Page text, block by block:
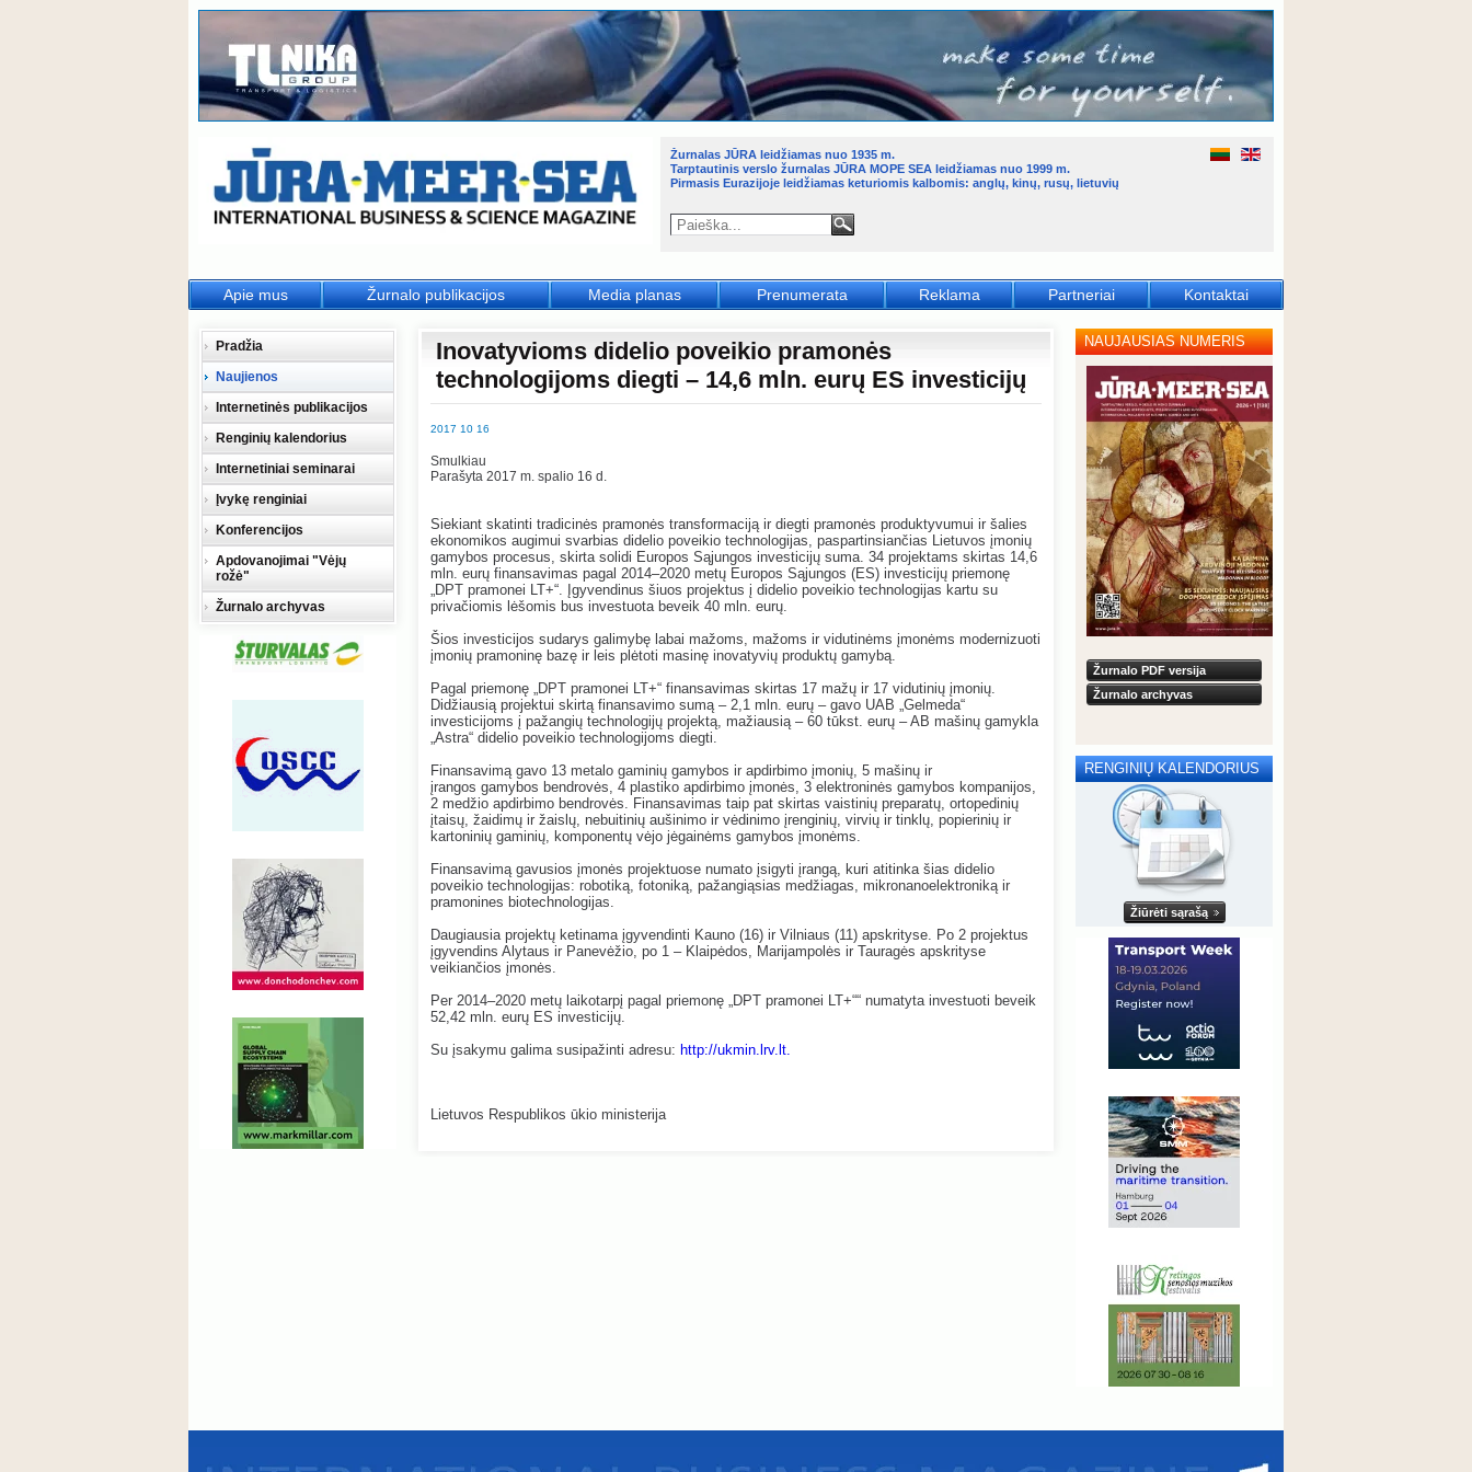
Inovatyvioms didelio poveikio pramonės
technologijoms diegti – 14,6 mln. eurų ES investicijų
2017 10 16
Smulkiau
Parašyta 2017 m. spalio 16 d.
Siekiant skatinti tradicinės pramonės transformaciją ir diegti pramonės produktyvumui ir šalies
ekonomikos augimui svarbias didelio poveikio technologijas, paspartinsiančias Lietuvos įmonių
gamybos procesus, skirta solidi Europos Sąjungos investicijų suma. 34 projektams skirtas 14,6
mln. eurų finansavimas pagal 2014–2020 metų Europos Sąjungos (ES) investicijų priemonę
„DPT pramonei LT+“. Įgyvendinus šiuos projektus į didelio poveikio technologijas kartu su
privačiomis lėšomis bus investuota beveik 40 mln. eurų.
Šios investicijos sudarys galimybę labai mažoms, mažoms ir vidutinėms įmonėms modernizuoti
įmonių pramoninę bazę ir leis plėtoti masinę inovatyvių produktų gamybą.
Pagal priemonę „DPT pramonei LT+“ finansavimas skirtas 17 mažų ir 17 vidutinių įmonių.
Didžiausią projektui skirtą finansavimo sumą – 2,1 mln. eurų – gavo UAB „Gelmeda“
investicijoms į pažangių technologijų projektą, mažiausią – 60 tūkst. eurų – AB mašinų gamykla
„Astra“ didelio poveikio technologijoms diegti.
Finansavimą gavo 13 metalo gaminių gamybos ir apdirbimo įmonių, 5 mašinų ir
įrangos gamybos bendrovės, 4 plastiko apdirbimo įmonės, 3 elektroninės gamybos kompanijos,
2 medžio apdirbimo bendrovės. Finansavimas taip pat skirtas vaistinių preparatų, ortopedinių
įtaisų, žaidimų ir žaislų, nebuitinių aušinimo ir vėdinimo įrenginių, virvių ir tinklų, popierinių ir
kartoninių gaminių, komponentų vėjo jėgainėms gamybos įmonėms.
Finansavimą gavusios įmonės projektuose numato įsigyti įrangą, kuri atitinka šias didelio
poveikio technologijas: robotiką, fotoniką, pažangiąsias medžiagas, mikronanoelektroniką ir
pramonines biotechnologijas.
Daugiausia projektų ketinama įgyvendinti Kauno (16) ir Vilniaus (11) apskrityse. Po 2 projektus
įgyvendins Alytaus ir Panevėžio, po 1 – Klaipėdos, Marijampolės ir Tauragės apskrityse
veikiančios įmonės.
Per 2014–2020 metų laikotarpį pagal priemonę „DPT pramonei LT+““ numatyta investuoti beveik
52,42 mln. eurų ES investicijų.
Su įsakymu galima susipažinti adresu: http://ukmin.lrv.lt.
Lietuvos Respublikos ūkio ministerija
Pradžia
Naujienos
Internetinės publikacijos
Renginių kalendorius
Internetiniai seminarai
Įvykę renginiai
Konferencijos
Apdovanojimai "Vėjų
rožė"
Žurnalo archyvas
NAUJAUSIAS NUMERIS
Žurnalo PDF versija
Žurnalo archyvas
RENGINIŲ KALENDORIUS
Žiūrėti sąrašą
Apie mus Žurnalo publikacijos Media planas Prenumerata Reklama Partneriai Kontaktai
Žurnalas JŪRA leidžiamas nuo 1935 m.
Tarptautinis verslo žurnalas JŪRA MOPE SEA leidžiamas nuo 1999 m.
Pirmasis Eurazijoje leidžiamas keturiomis kalbomis: anglų, kinų, rusų, lietuvių